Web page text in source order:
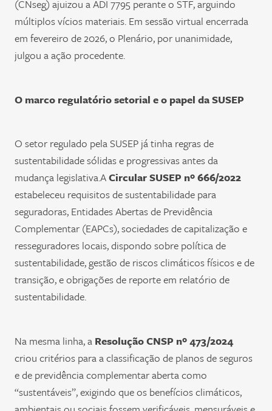
(CNseg) ajuizou a ADI 7795 perante o STF, arguindo
múltiplos vícios materiais. Em sessão virtual encerrada
em fevereiro de 2026, o Plenário, por unanimidade,
julgou a ação procedente.
O marco regulatório setorial e o papel da SUSEP
O setor regulado pela SUSEP já tinha regras de
sustentabilidade sólidas e progressivas antes da
mudança legislativa.ACircular SUSEP nº 666/2022
estabeleceu requisitos de sustentabilidade para
seguradoras, Entidades Abertas de Previdência
Complementar (EAPCs), sociedades de capitalização e
resseguradores locais, dispondo sobre política de
sustentabilidade, gestão de riscos climáticos físicos e de
transição, e obrigações de reporte em relatório de
sustentabilidade.
Na mesma linha, a Resolução CNSP nº 473/2024
criou critérios para a classificação de planos de seguros
e de previdência complementar aberta como
“sustentáveis”, exigindo que os benefícios climáticos,